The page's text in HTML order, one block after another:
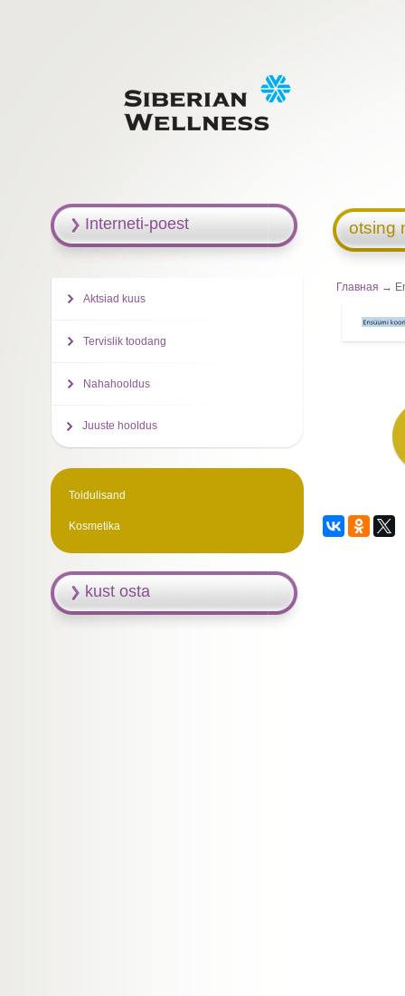
otsing
Главная →
Interneti-poest
Aktsiad kuus
Tervislik toodang
Nahahooldus
Juuste hooldus
Toidulisand
Kosmetika
kust osta